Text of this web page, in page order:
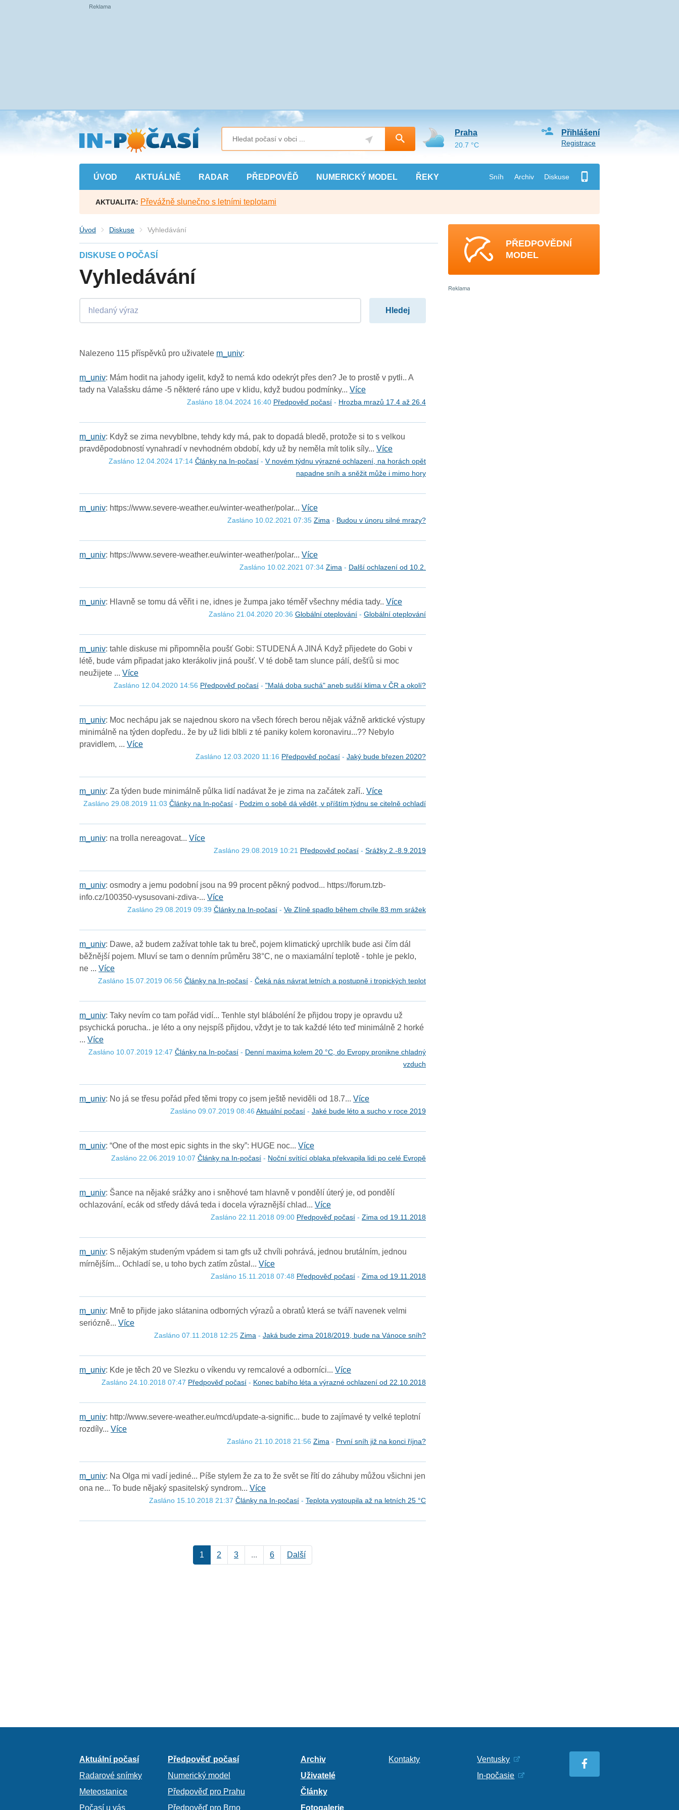
Přejít
na
hlavní
obsah
ÚVOD AKTUÁLNĚ RADAR PŘEDPOVĚĎ NUMERICKÝ MODEL ŘEKY Sníh Archiv Diskuse
Přihlášení
Registrace
Praha
20.7 °C
AKTUALITA: Převážně slunečno s letními teplotami
Úvod Diskuse Vyhledávání
DISKUSE O POČASÍ
Vyhledávání
Nalezeno 115 příspěvků pro uživatele m_univ:
m univ: Mám hodit na jahody igelit, když to nemá kdo odekrýt přes den? Je to prostě v pytli.. A
tady na Valašsku dáme -5 některé ráno upe v klidu, když budou podmínky...Více
Zasláno 18.04.2024 16:40 Předpověď počasí- Hrozba mrazů 17.4 až 26.4
m univ: Když se zima nevyblbne, tehdy kdy má, pak to dopadá bledě, protože si to s velkou
pravděpodobností vynahradí v nevhodném období, kdy už by neměla mít tolik síly...Více
Zasláno 12.04.2024 17:14 Články na In-počasí- V novém týdnu výrazné ochlazení, na horách opět
napadne sníh a sněžit může i mimo hory
m univ: https://www.severe-weather.eu/winter-weather/polar...Více
Zasláno 10.02.2021 07:35 Zima - Budou v únoru silné mrazy?
m univ: https://www.severe-weather.eu/winter-weather/polar...Více
Zasláno 10.02.2021 07:34 Zima - Další ochlazení od 10.2.
m univ: Hlavně se tomu dá věřit i ne, idnes je žumpa jako téměř všechny média tady..Více
Zasláno 21.04.2020 20:36 Globální oteplování- Globální oteplování
m univ: tahle diskuse mi připomněla poušť Gobi: STUDENÁ A JINÁ Když přijedete do Gobi v
létě, bude vám připadat jako kterákoliv jiná poušť. V té době tam slunce pálí, dešťů si moc
neužijete ...Více
Zasláno 12.04.2020 14:56 Předpověď počasí- "Malá doba suchá" aneb sušší klima v ČR a okolí?
m univ: Moc nechápu jak se najednou skoro na všech fórech berou nějak vážně arktické výstupy
minimálně na týden dopředu.. že by už lidi blbli z té paniky kolem koronaviru...?? Nebylo
pravidlem, ...Více
Zasláno 12.03.2020 11:16 Předpověď počasí- Jaký bude březen 2020?
m univ: Za týden bude minimálně půlka lidí nadávat že je zima na začátek zaří..Více
Zasláno 29.08.2019 11:03 Články na In-počasí- Podzim o sobě dá vědět, v příštím týdnu se citelně ochladí
m univ: na trolla nereagovat...Více
Zasláno 29.08.2019 10:21 Předpověď počasí- Srážky 2.-8.9.2019
m univ: osmodry a jemu podobní jsou na 99 procent pěkný podvod... https://forum.tzb-
info.cz/100350-vysusovani-zdiva-...Více
Zasláno 29.08.2019 09:39 Články na In-počasí- Ve Zlíně spadlo během chvíle 83 mm srážek
m univ: Dawe, až budem zažívat tohle tak tu breč, pojem klimatický uprchlík bude asi čím dál
běžnější pojem. Mluví se tam o denním průměru 38°C, ne o maxiamální teplotě - tohle je peklo,
ne ...Více
Zasláno 15.07.2019 06:56 Články na In-počasí- Čeká nás návrat letních a postupně i tropických teplot
m univ: Taky nevím co tam pořád vidí... Tenhle styl bláboléní že přijdou tropy je opravdu už
psychická porucha.. je léto a ony nejspíš přijdou, vždyt je to tak každé léto teď minimálně 2 horké
...Více
Zasláno 10.07.2019 12:47 Články na In-počasí- Denní maxima kolem 20 °C, do Evropy pronikne chladný
vzduch
m univ: No já se třesu pořád před těmi tropy co jsem ještě neviděli od 18.7...Více
Zasláno 09.07.2019 08:46 Aktuální počasí- Jaké bude léto a sucho v roce 2019
m univ: “One of the most epic sights in the sky”: HUGE noc...Více
Zasláno 22.06.2019 10:07 Články na In-počasí- Noční svítící oblaka překvapila lidi po celé Evropě
m univ: Šance na nějaké srážky ano i sněhové tam hlavně v pondělí úterý je, od pondělí
ochlazování, ecák od středy dává teda i docela výraznější chlad...Více
Zasláno 22.11.2018 09:00 Předpověď počasí- Zima od 19.11.2018
m univ: S nějakým studeným vpádem si tam gfs už chvíli pohrává, jednou brutálním, jednou
mírnějším... Ochladí se, u toho bych zatím zůstal...Více
Zasláno 15.11.2018 07:48 Předpověď počasí- Zima od 19.11.2018
m univ: Mně to přijde jako slátanina odborných výrazů a obratů která se tváří navenek velmi
seriózně...Více
Zasláno 07.11.2018 12:25 Zima - Jaká bude zima 2018/2019, bude na Vánoce sníh?
m univ: Kde je těch 20 ve Slezku o víkendu vy remcalové a odborníci...Více
Zasláno 24.10.2018 07:47 Předpověď počasí- Konec babího léta a výrazné ochlazení od 22.10.2018
m univ: http://www.severe-weather.eu/mcd/update-a-signific... bude to zajímavé ty velké teplotní
rozdíly...Více
Zasláno 21.10.2018 21:56 Zima - První sníh již na konci října?
m univ: Na Olga mi vadí jediné... Píše stylem že za to že svět se řítí do záhuby můžou všichni jen
ona ne... To bude nějaký spasitelský syndrom...Více
Zasláno 15.10.2018 21:37 Články na In-počasí- Teplota vystoupila až na letních 25 °C
1 2 3 ... 6 Další
PŘEDPOVĚDNÍ
MODEL
Aktuální počasí
Radarové snímky
Meteostanice
Počasí u vás
Předpověď počasí
Numerický model
Předpověď pro Prahu
Předpověď pro Brno
Archiv
Uživatelé
Články
Fotogalerie
Kontakty
Ventusky
In-počasie